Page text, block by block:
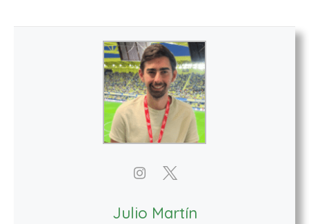
Julio Martín